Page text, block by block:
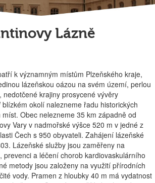
Lázně
k významným místům Plzeňského kraje,
lázeňskou oázou na svém území, perlou
nedotčené krajiny prosycené vývěry
okolí nalezneme řadu historických
Obec nelezneme 35 km západně od
Vary v nadmořské výšce 520 m v jedné z
Čech s 950 obyvateli. Zahájení lázeňské
Lázeňské služby jsou zaměřeny na
prevenci a léčení chorob kardiovaskulárního
metody jsou založeny na využití přírodních
vody. Pramen z hloubky 40 m má vydatnost